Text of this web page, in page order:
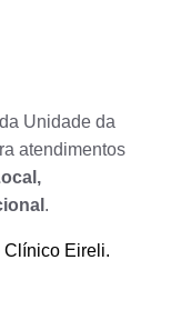
Unidade da
atendimentos
.
Clínico Eireli.